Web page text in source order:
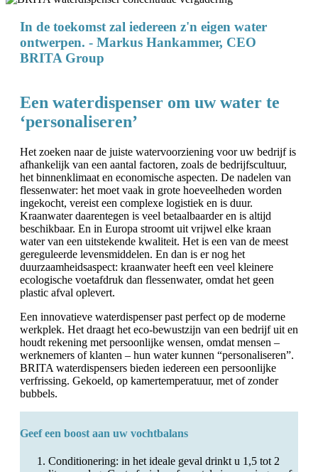
In de toekomst zal iedereen z'n eigen water
ontwerpen. - Markus Hankammer, CEO
BRITA Group
Een waterdispenser om uw water te
‘personaliseren’
Het zoeken naar de juiste watervoorziening voor uw bedrijf is
afhankelijk van een aantal factoren, zoals de bedrijfscultuur,
het binnenklimaat en economische aspecten. De nadelen van
flessenwater: het moet vaak in grote hoeveelheden worden
ingekocht, vereist een complexe logistiek en is duur.
Kraanwater daarentegen is veel betaalbaarder en is altijd
beschikbaar. En in Europa stroomt uit vrijwel elke kraan
water van een uitstekende kwaliteit. Het is een van de meest
gereguleerde levensmiddelen. En dan is er nog het
duurzaamheidsaspect: kraanwater heeft een veel kleinere
ecologische voetafdruk dan flessenwater, omdat het geen
plastic afval oplevert.
Een innovatieve waterdispenser past perfect op de moderne
werkplek. Het draagt het eco-bewustzijn van een bedrijf uit en
houdt rekening met persoonlijke wensen, omdat mensen –
werknemers of klanten – hun water kunnen “personaliseren”.
BRITA waterdispensers bieden iedereen een persoonlijke
verfrissing. Gekoeld, op kamertemperatuur, met of zonder
bubbels.
Geef een boost aan uw vochtbalans
Conditionering: in het ideale geval drinkt u 1,5 tot 2